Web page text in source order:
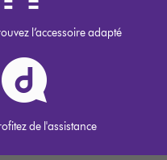
l’accessoire adapté
de l'assistance